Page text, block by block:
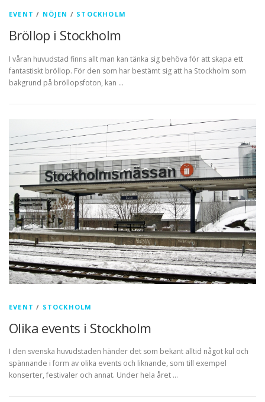
EVENT / NÖJEN / STOCKHOLM
Bröllop i Stockholm
I våran huvudstad finns allt man kan tänka sig behöva för att skapa ett
fantastiskt bröllop. För den som har bestämt sig att ha Stockholm som
bakgrund på bröllopsfoton, kan …
EVENT / STOCKHOLM
Olika events i Stockholm
I den svenska huvudstaden händer det som bekant alltid något kul och
spännande i form av olika events och liknande, som till exempel
konserter, festivaler och annat. Under hela året …